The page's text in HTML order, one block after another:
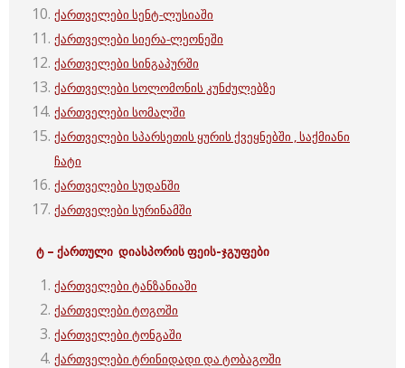
ქართველები სენტ-ლუსიაში
ქართველები სიერა-ლეონეში
ქართველები სინგაპურში
ქართველები სოლომონის კუნძულებზე
ქართველები სომალში
ქართველები სპარსეთის ყურის ქვეყნებში , საქმიანი
ჩატი
ქართველები სუდანში
ქართველები სურინამში
ტ – ქართული დიასპორის ფეის-ჯგუფები
ქართველები ტანზანიაში
ქართველები ტოგოში
ქართველები ტონგაში
ქართველები ტრინიდადი და ტობაგოში